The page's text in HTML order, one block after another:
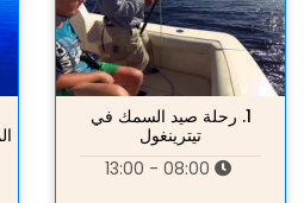
1. رحلة صيد السمك في
تيترينغول